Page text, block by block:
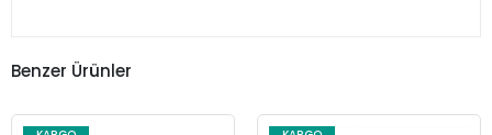
Benzer Ürünler